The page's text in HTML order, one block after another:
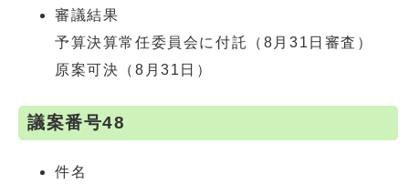
審議結果
予算決算常任委員会に付託（8月31日審査）
原案可決（8月31日）
議案番号48
件名